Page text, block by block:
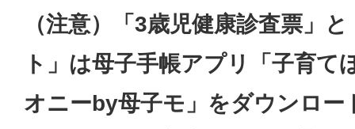
（注意）「3歳児健康診査票」
ト」は母子手帳アプリ「子育て
オニーby母子モ」をダウンロー